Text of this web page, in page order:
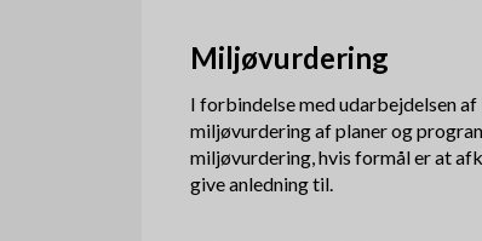
Miljøvurdering
I forbindelse med udarbejdelsen
miljøvurdering af planer og
miljøvurdering, hvis formål er at
give anledning til.